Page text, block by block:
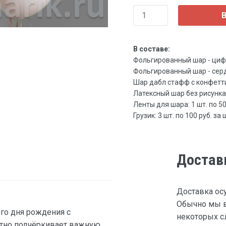
В составе:
Фольгированный шар -
Фольгированный шар -
Шар дабл стафф с
Латексный шар без
Ленты для шара: 1 шт. по
Грузик: 3 шт. по 100 руб. за
дня рождения с
Доставка
Обычно мы
некоторых